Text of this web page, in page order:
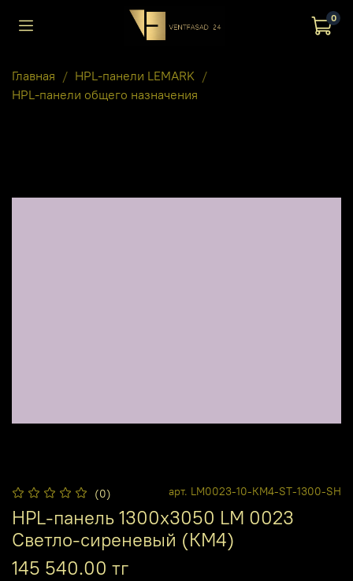
0
Главная
HPL-панели LEMARK
HPL-панели общего назначения
(0) арт. LM0023-10-КМ4-ST-1300-SH
HPL-панель 1300х3050 LM 0023
Светло-сиреневый (КМ4)
145 540.00 тг